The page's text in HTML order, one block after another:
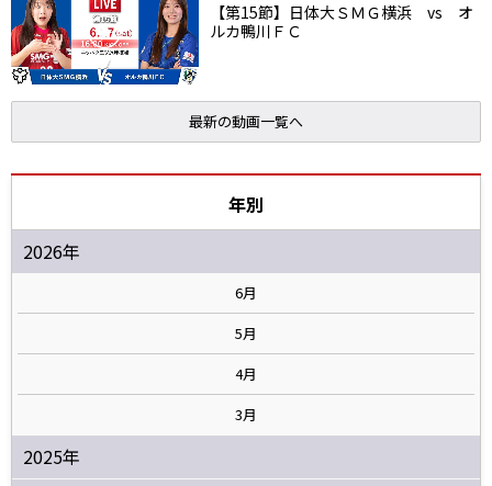
【第15節】日体大ＳＭＧ横浜 vs オ
ルカ鴨川ＦＣ
最新の動画一覧へ
年別
2026年
6月
5月
4月
3月
2025年